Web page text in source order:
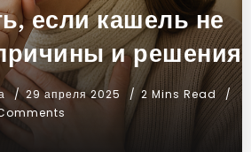
если кашель не
и решения
29 апреля 2025
2 Mins Read